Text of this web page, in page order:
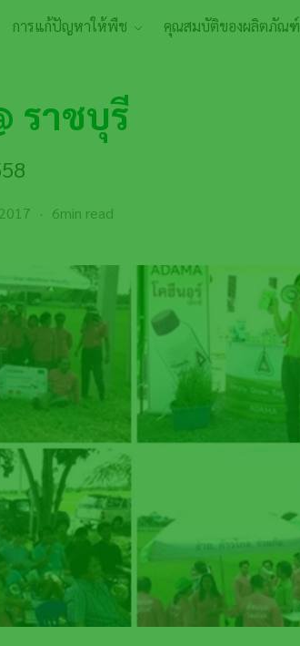
การแก้ปัญหาให้พืช คุณสมบัติของผลิตภัณฑ์
ราชบุรี
6min read